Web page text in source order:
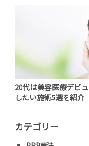
20代は美容医療デビ
したい施術5選を紹介
カテゴリー